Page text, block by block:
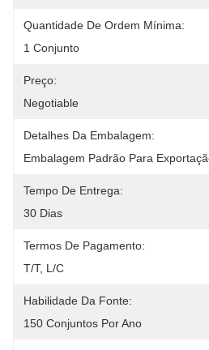
Quantidade De Ordem Mínima:
1 Conjunto
Preço:
Negotiable
Detalhes Da Embalagem:
Embalagem Padrão Para
Tempo De Entrega:
30 Dias
Termos De Pagamento:
T/T, L/C
Habilidade Da Fonte:
150 Conjuntos Por Ano